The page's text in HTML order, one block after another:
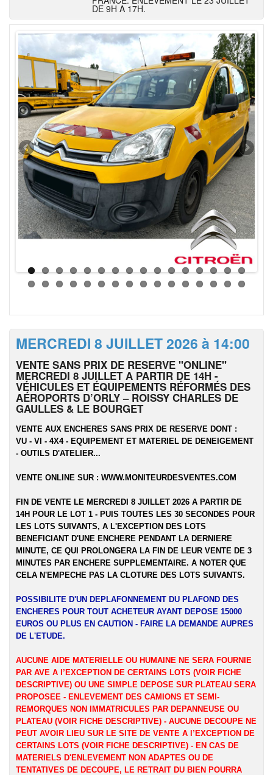
DE 9H A 17H.
MERCREDI 8 JUILLET 2026 à 14:00
VENTE SANS PRIX DE RESERVE "ONLINE"
MERCREDI 8 JUILLET A PARTIR DE 14H -
VÉHICULES ET ÉQUIPEMENTS RÉFORMÉS DES
AÉROPORTS D’ORLY – ROISSY CHARLES DE
GAULLES & LE BOURGET
VENTE AUX ENCHERES SANS PRIX DE RESERVE DONT :
VU - VI - 4X4 - EQUIPEMENT ET MATERIEL DE DENEIGEMENT
- OUTILS D'ATELIER...
VENTE ONLINE SUR : WWW.MONITEURDESVENTES.COM
FIN DE VENTE LE MERCREDI 8 JUILLET 2026 A PARTIR DE
14H POUR LE LOT 1 - PUIS TOUTES LES 30 SECONDES POUR
LES LOTS SUIVANTS, A L'EXCEPTION DES LOTS
BENEFICIANT D'UNE ENCHERE PENDANT LA DERNIERE
MINUTE, CE QUI PROLONGERA LA FIN DE LEUR VENTE DE 3
MINUTES PAR ENCHERE SUPPLEMENTAIRE. A NOTER QUE
CELA N'EMPECHE PAS LA CLOTURE DES LOTS SUIVANTS.
POSSIBILITE D'UN DEPLAFONNEMENT DU PLAFOND DES
ENCHERES POUR TOUT ACHETEUR AYANT DEPOSE 15000
EUROS OU PLUS EN CAUTION - FAIRE LA DEMANDE AUPRES
DE L'ETUDE.
AUCUNE AIDE MATERIELLE OU HUMAINE NE SERA FOURNIE
PAR AVE A l’EXCEPTION DE CERTAINS LOTS (VOIR FICHE
DESCRIPTIVE) OU UNE SIMPLE DEPOSE SUR PLATEAU SERA
PROPOSEE - ENLEVEMENT DES CAMIONS ET SEMI-
REMORQUES NON IMMATRICULES PAR DEPANNEUSE OU
PLATEAU (VOIR FICHE DESCRIPTIVE) - AUCUNE DECOUPE NE
PEUT AVOIR LIEU SUR LE SITE DE VENTE A l’EXCEPTION DE
CERTAINS LOTS (VOIR FICHE DESCRIPTIVE) - EN CAS DE
MATERIELS D'ENLEVEMENT NON ADAPTES OU DE
TENTATIVES DE DECOUPE, LE RETRAIT DU BIEN POURRA